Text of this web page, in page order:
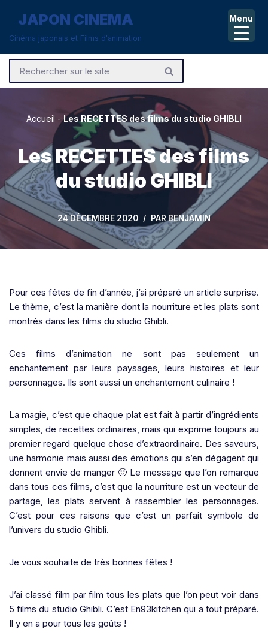
Aller
contenu
JAPON CINEMA
Cinéma japonais et Films d'animation
Accueil -Les RECETTES des films du studio GHIBLI
Les RECETTES des films
du studio GHIBLI
24 DÉCEMBRE 2020 PARBENJAMIN
Pour ces fêtes de fin d’année, j’ai préparé un article surprise.
Le thème, c’est la manière dont la nourriture et les plats sont
montrés dans les films du studio Ghibli.
Ces films d’animation ne sont pas seulement un
enchantement par leurs paysages, leurs histoires et leur
personnages. Ils sont aussi un enchantement culinaire !
La magie, c’est que chaque plat est fait à partir d’ingrédients
simples, de recettes ordinaires, mais qui exprime toujours au
premier regard quelque chose d’extraordinaire. Des saveurs,
une harmonie mais aussi des émotions qui s’en dégagent qui
donnent envie de manger 🙂 Le message que l’on remarque
dans tous ces films, c’est que la nourriture est un vecteur de
partage, les plats servent à rassembler les personnages.
C’est pour ces raisons que c’est un parfait symbole de
l’univers du studio Ghibli.
Je vous souhaite de très bonnes fêtes !
J’ai classé film par film tous les plats que l’on peut voir dans
5 films du studio Ghibli. C’est En93kitchen qui a tout préparé.
Il y en a pour tous les goûts !
Menu